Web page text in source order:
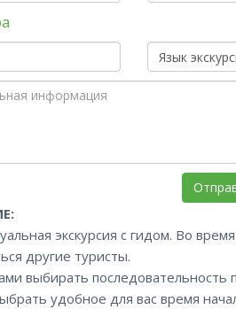
экскурсия с гидом. Во
другие туристы.
выбирать последовательность
удобное для вас время